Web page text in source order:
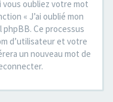
oubliez votre mot
« J’ai oublié mon
phpBB. Ce processus
d’utilisateur et votre
un nouveau mot de